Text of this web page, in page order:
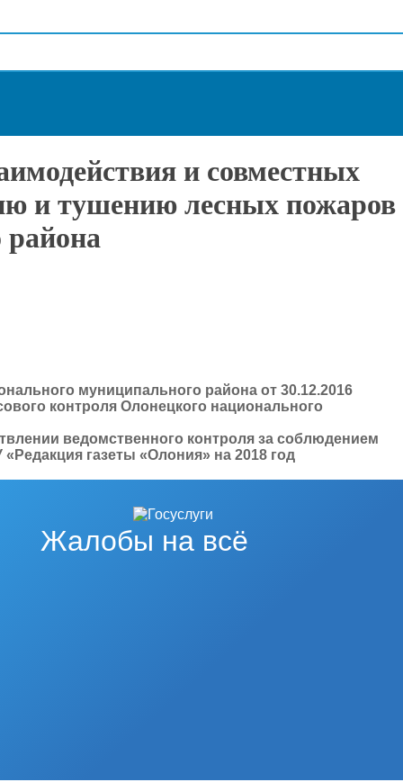
и совместных
и тушению лесных пожаров
района
муниципального района от 30.12.2016
контроля Олонецкого национального
ведомственного контроля за соблюдением
газеты «Олония» на 2018 год
Жалобы на всё